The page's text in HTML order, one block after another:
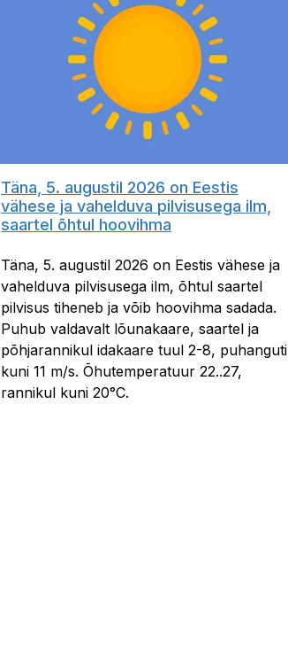
Täna, 5. augustil 2026 on Eestis
vähese ja vahelduva pilvisusega ilm,
saartel õhtul hoovihma
Täna, 5. augustil 2026 on Eestis vähese ja
vahelduva pilvisusega ilm, õhtul saartel
pilvisus tiheneb ja võib hoovihma sadada.
Puhub valdavalt lõunakaare, saartel ja
põhjarannikul idakaare tuul 2-8, puhanguti
kuni 11 m/s. Õhutemperatuur 22..27,
rannikul kuni 20°C.